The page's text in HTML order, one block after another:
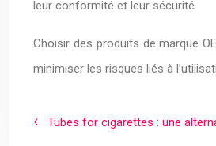
leur conformité et leur sécurité.
Choisir des produits de marque
minimiser les risques liés à
Tubes for cigarettes : une